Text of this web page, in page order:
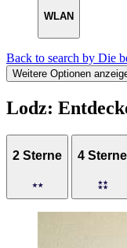
WLAN
Back to search by Die
Weitere Optionen
Lodz:
2 Sterne 4 Sterne